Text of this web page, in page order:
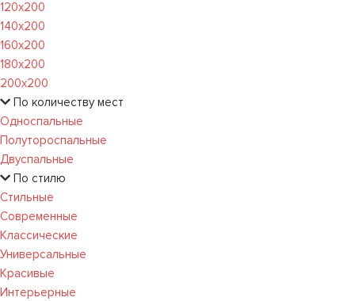
120x200
140х200
160х200
180х200
200х200
По количеству мест
Односпальные
Полутороспальные
Двуспальные
По стилю
Стильные
Современные
Классические
Универсальные
Красивые
Интерьерные